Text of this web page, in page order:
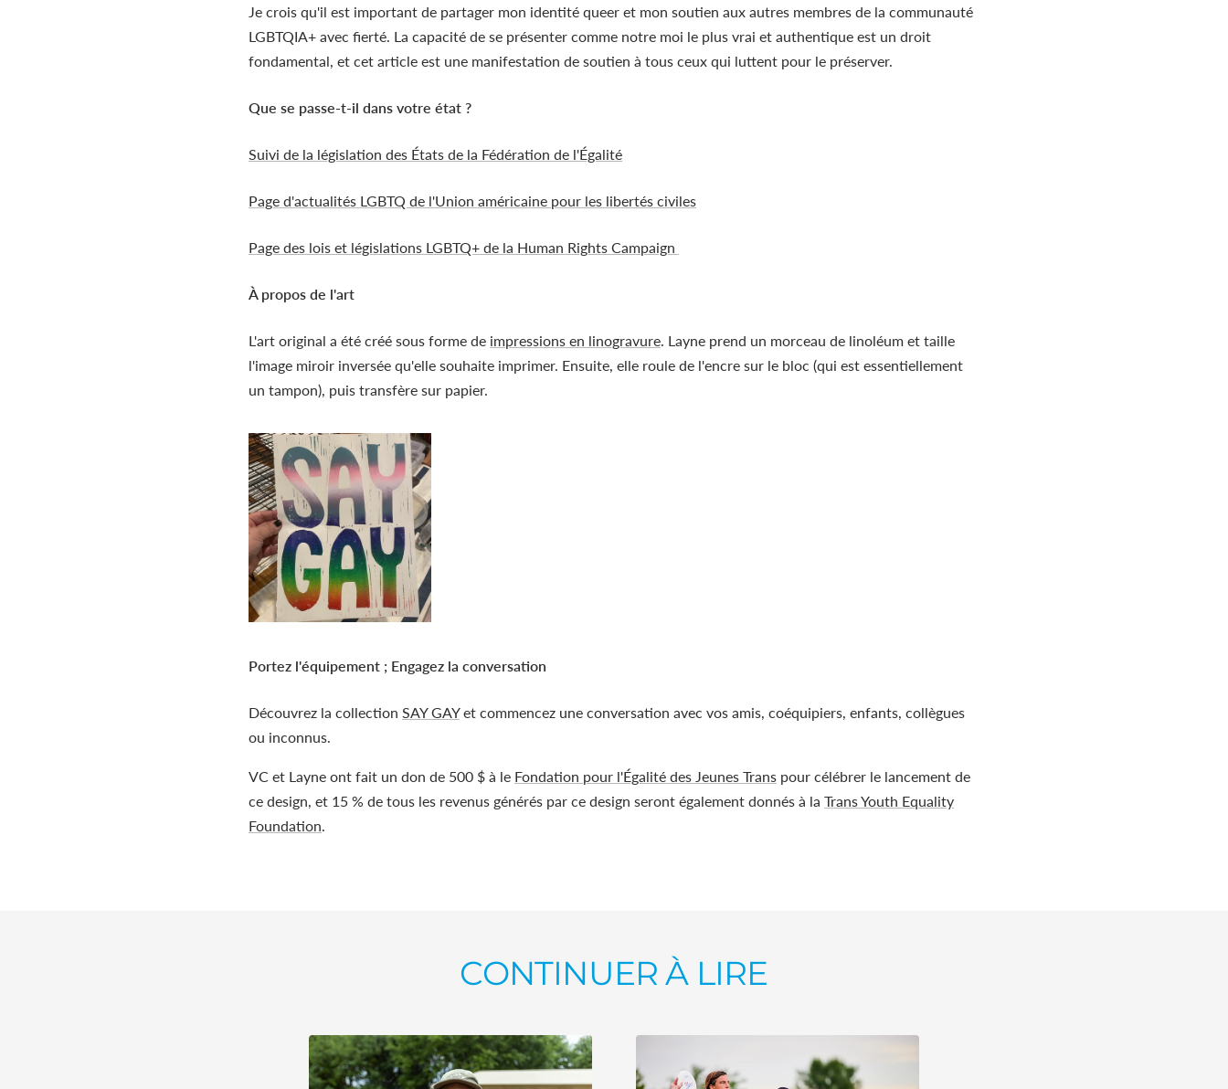
Je crois qu'il est important de partager mon identité queer et mon soutien aux autres membres de la communauté
LGBTQIA+ avec fierté. La capacité de se présenter comme notre moi le plus vrai et authentique est un droit
fondamental, et cet article est une manifestation de soutien à tous ceux qui luttent pour le préserver.
Que se passe-t-il dans votre état ?
Suivi de la législation des États de la Fédération de l'Égalité
Page d'actualités LGBTQ de l'Union américaine pour les libertés civiles
Page des lois et législations LGBTQ+ de la Human Rights Campaign
À propos de l'art
L'art original a été créé sous forme de impressions en linogravure . Layne prend un morceau de linoléum et taille
l'image miroir inversée qu'elle souhaite imprimer. Ensuite, elle roule de l'encre sur le bloc (qui est essentiellement
un tampon), puis transfère sur papier.
Portez l'équipement ; Engagez la conversation
Découvrez la collection SAY GAYet commencez une conversation avec vos amis, coéquipiers, enfants, collègues
ou inconnus.
VC et Layne ont fait un don de 500 $ à le Fondation pour l'Égalité des Jeunes Trans pour célébrer le lancement de
ce design, et 15 % de tous les revenus générés par ce design seront également donnés à la Trans Youth Equality
Foundation
CONTINUER À LIRE